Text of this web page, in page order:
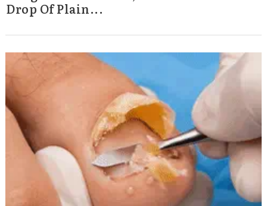
Drop Of Plain...
for: